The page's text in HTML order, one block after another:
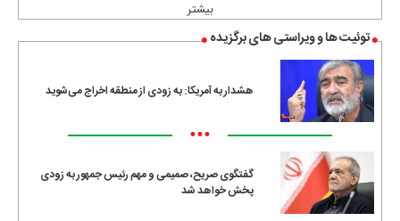
بیشتر
توئیت ها و ویراستی های برگزیده
هشدار به آمریکا: به زودی از منطقه اخراج می‌شوید
•••
گفتگوی صریح، صمیمی و مهم رئیس جمهور به زودی
پخش خواهد شد